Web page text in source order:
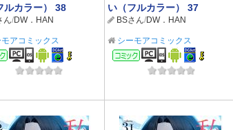
ルカラー） 38
ん/DW．HAN
モアコミックス
コミック
い（フルカラー） 37
BSさん/DW．HAN
シーモアコミックス
コミック